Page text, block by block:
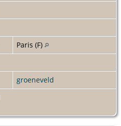
Paris (F)
groeneveld